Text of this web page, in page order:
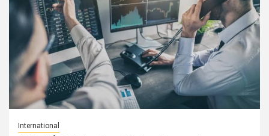
International